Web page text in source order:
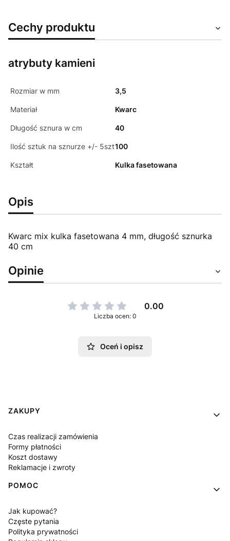
Cechy produktu
atrybuty kamieni
Rozmiar w mm 3,5
Materiał Kwarc
Długość sznura w cm 40
Ilość sztuk na sznurze +/- 5szt100
Kształt Kulka fasetowana
Opis
Kwarc mix kulka fasetowana 4 mm, długość sznurka
40 cm
Opinie
0.00
Liczba ocen: 0
Oceń i opisz
Linki w stopce
ZAKUPY
Czas realizacji zamówienia
Formy płatności
Koszt dostawy
Reklamacje i zwroty
POMOC
Jak kupować?
Częste pytania
Polityka prywatności